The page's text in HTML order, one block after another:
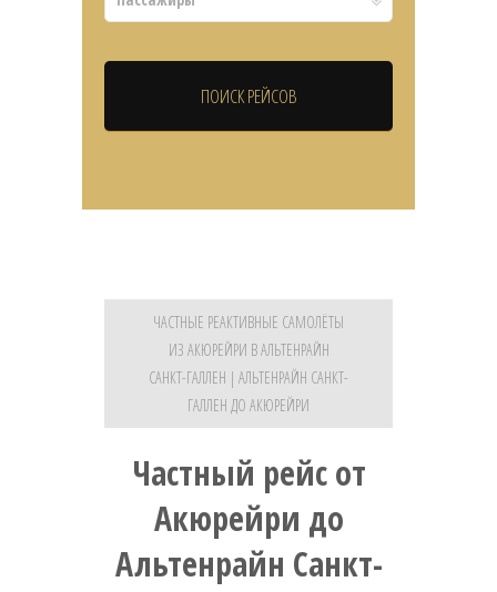
ЧАСТНЫЕ РЕАКТИВНЫЕ САМОЛЁТЫ
ИЗ АКЮРЕЙРИ В АЛЬТЕНРАЙН
САНКТ-ГАЛЛЕН | АЛЬТЕНРАЙН САНКТ-
ГАЛЛЕН ДО АКЮРЕЙРИ
Частный рейс от
Акюрейри до
Альтенрайн Санкт-